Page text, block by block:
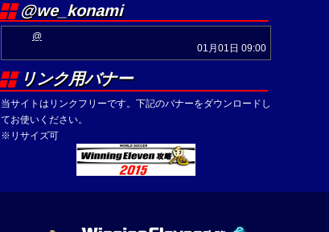
@we_konami
@
01月01日 09:00
リンク用バナー
当サイトはリンクフリーです。下記のバナーをダウンロードし
てお使いください。
※リサイズ可